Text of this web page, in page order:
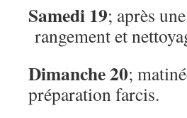
Samedi 19; après
rangement et
Dimanche 20;
préparation farcis.